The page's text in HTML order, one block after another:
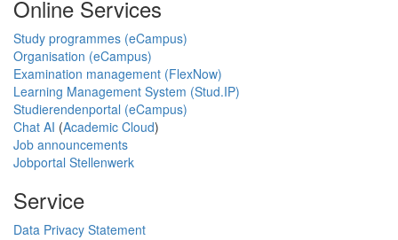
Online Services
Study programmes (eCampus)
Organisation (eCampus)
Examination management (FlexNow)
Learning Management System (Stud.IP)
Studierendenportal (eCampus)
Chat AI (Academic Cloud)
Job announcements
Jobportal Stellenwerk
Service
Data Privacy Statement